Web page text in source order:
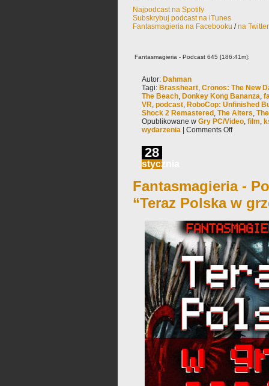
Najpodcast na Spotify
Subskrybuj podcast na iTunes
Fantasmagieria na Facebooku /na
Fantasmagieria - Podcast 645 [186:41m]:
Autor: Dahman
Tagi: Brassheart, Cronos: The New
The Beach, Donkey Kong Bananza,
VR, podcast, RoboCop: Unfinished
Shock 2 Remastered , The Alters,
Opublikowane w Gry PC/Video, film,
wydarzenia
Comments Off
28
stycznia
Fantasmagieria -
“Teraz Polska w